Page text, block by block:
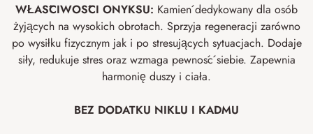
WŁAŚCIWOŚCI ONYKSU: Kamień dedykowany dla osób
żyjących na wysokich obrotach. Sprzyja regeneracji zarówno
po wysiłku fizycznym jak i po stresujących sytuacjach. Dodaje
siły, redukuje stres oraz wzmaga pewność siebie. Zapewnia
harmonię duszy i ciała.
BEZ DODATKU NIKLU I KADMU